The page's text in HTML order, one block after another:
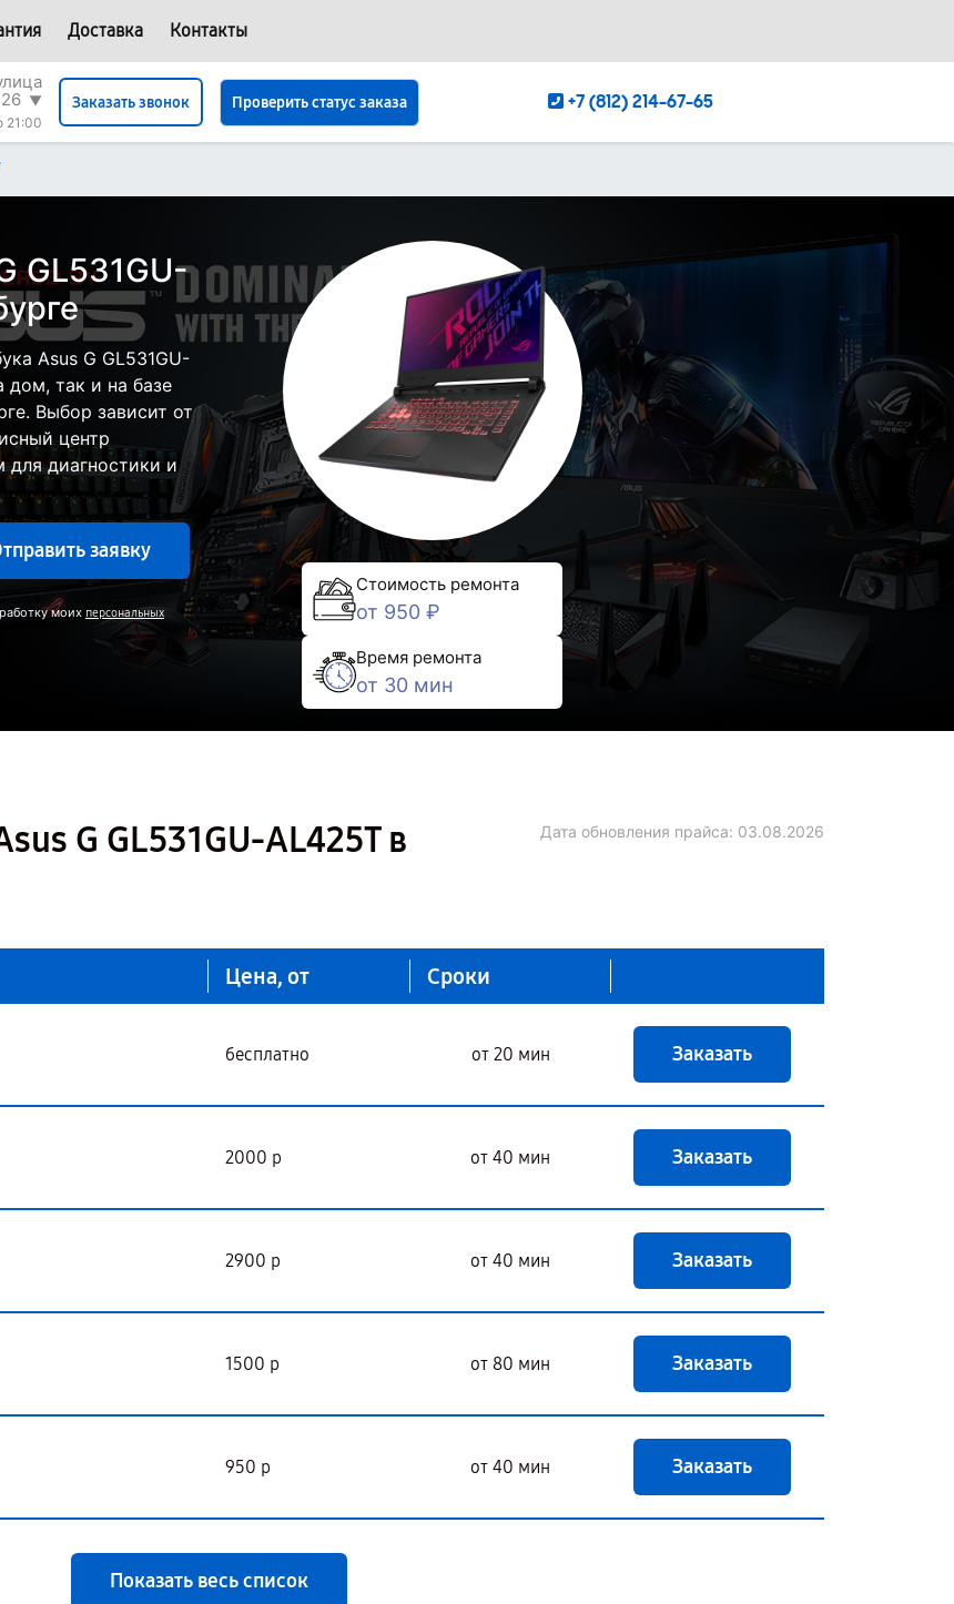
Доставка Контакты
▼
21:00
Заказать звонок Проверить статус заказа +7 (812) 214-67-65
GL531GU-
Asus G GL531GU-
дом, так и на базе
Выбор зависит от
центр
диагностики и
заявку
моих персональных
Стоимость ремонта
от 950 ₽
Время ремонта
от 30 мин
G GL531GU-AL425T в
Дата обновления прайса: 03.08.2026
Цена, от Сроки
бесплатно от 20 мин Заказать
2000 р от 40 мин Заказать
2900 р от 40 мин Заказать
1500 р от 80 мин Заказать
950 р от 40 мин Заказать
Показать весь список